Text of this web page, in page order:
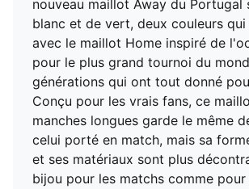
nouveau maillot Away du Portugal
blanc et de vert, deux couleurs
avec le maillot Home inspiré de
pour le plus grand tournoi du
générations qui ont tout donné
Conçu pour les vrais fans, ce
manches longues garde le même
celui porté en match, mais sa
et ses matériaux sont plus
bijou pour les matchs comme